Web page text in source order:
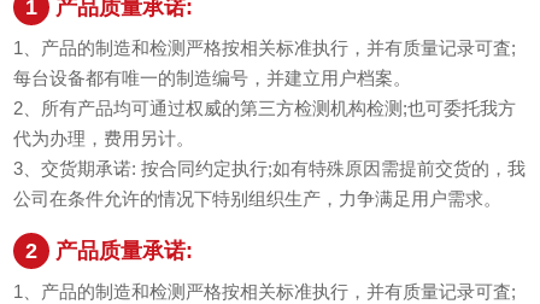
1 产品质量承诺:
1、产品的制造和检测严格按相关标准执行，并有质量记录可査;
每台设备都有唯一的制造编号，并建立用户档案。
2、所有产品均可通过权威的第三方检测机构检测;也可委托我方
代为办理，费用另计。
3、交货期承诺: 按合同约定执行;如有特殊原因需提前交货的，我
公司在条件允许的情况下特别组织生产，力争满足用户需求。
2 产品质量承诺:
1、产品的制造和检测严格按相关标准执行，并有质量记录可査;